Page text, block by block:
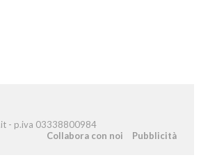
- p.iva 03338800984
Collabora con noi
Pubblicità